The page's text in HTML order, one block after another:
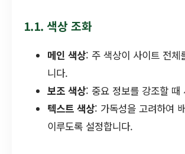
1.1. 색상 조화
메인 색상: 주 색상이 사이트 전체
니다.
보조 색상: 중요 정보를 강조할 때
텍스트 색상: 가독성을 고려하여
이루도록 설정합니다.